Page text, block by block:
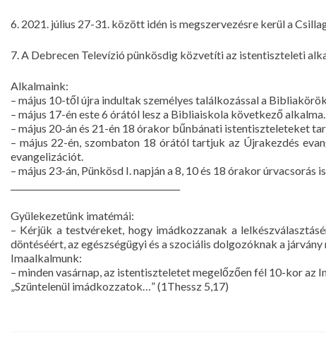
6. 2021. július 27-31. között idén is megszervezésre kerül a
7. A Debrecen Televízió pünkösdig közvetíti az istentiszteleti
Alkalmaink:
– május 10-től újra indultak személyes találkozással a
– május 17-én este 6 órától lesz a Bibliaiskola következő alkalma.
– május 20-án és 21-én 18 órakor bűnbánati istentiszteleteket
– május 22-én, szombaton 18 órától tartjuk az Újrakezdés
evangelizációt.
– május 23-án, Pünkösd I. napján a 8, 10 és 18 órakor
Gyülekezetünk imatémái:
– Kérjük a testvéreket, hogy imádkozzanak a
döntéséért, az egészségügyi és a szociális dolgozóknak a
Imaalkalmunk:
– minden vasárnap, az istentiszteletet megelőzően fél 10-kor az
„Szüntelenül imádkozzatok…” (1Thessz 5,17)